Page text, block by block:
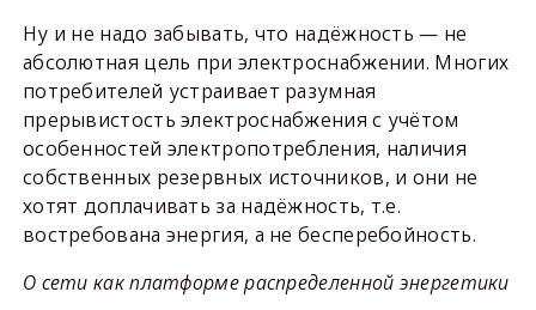
Ну и не надо забывать, что надёжность — не
абсолютная цель при электроснабжении. Многих
потребителей устраивает разумная
прерывистость электроснабжения с учётом
особенностей электропотребления, наличия
собственных резервных источников, и они не
хотят доплачивать за надёжность, т.е.
востребована энергия, а не бесперебойность.
О сети как платформе распределенной энергетики